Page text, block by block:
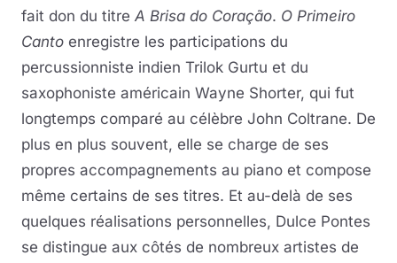
fait don du titre A Brisa do Coração. O Primeiro
Canto enregistre les participations du
percussionniste indien Trilok Gurtu et du
saxophoniste américain Wayne Shorter, qui fut
longtemps comparé au célèbre John Coltrane. De
plus en plus souvent, elle se charge de ses
propres accompagnements au piano et compose
même certains de ses titres. Et au-delà de ses
quelques réalisations personnelles, Dulce Pontes
se distingue aux côtés de nombreux artistes de